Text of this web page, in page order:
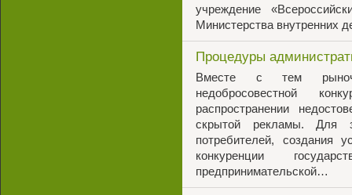
учреждение
Министерства внутренних
Процедуры
Вместе с тем
недобросовестной
распространении
скрытой рекламы. Для
потребителей, создания
конкуренции
предпринимательской…